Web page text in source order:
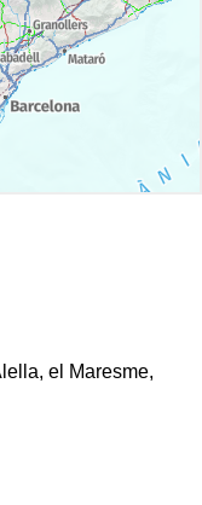
el Maresme,